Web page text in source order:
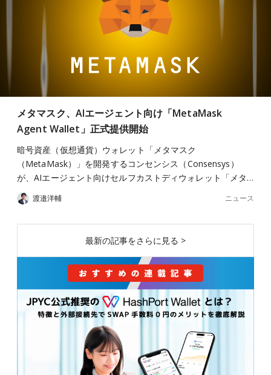
メタマスク、AIエージェント向け「MetaMask
Agent Wallet」正式提供開始
暗号資産（仮想通貨）ウォレット「メタマスク
（MetaMask）」を開発するコンセンシス（Consensys）
が、AIエージェント向けセルフカストディウォレット「メタ…
渡邉洋輔 ニュース
最新の記事をさらに見る >